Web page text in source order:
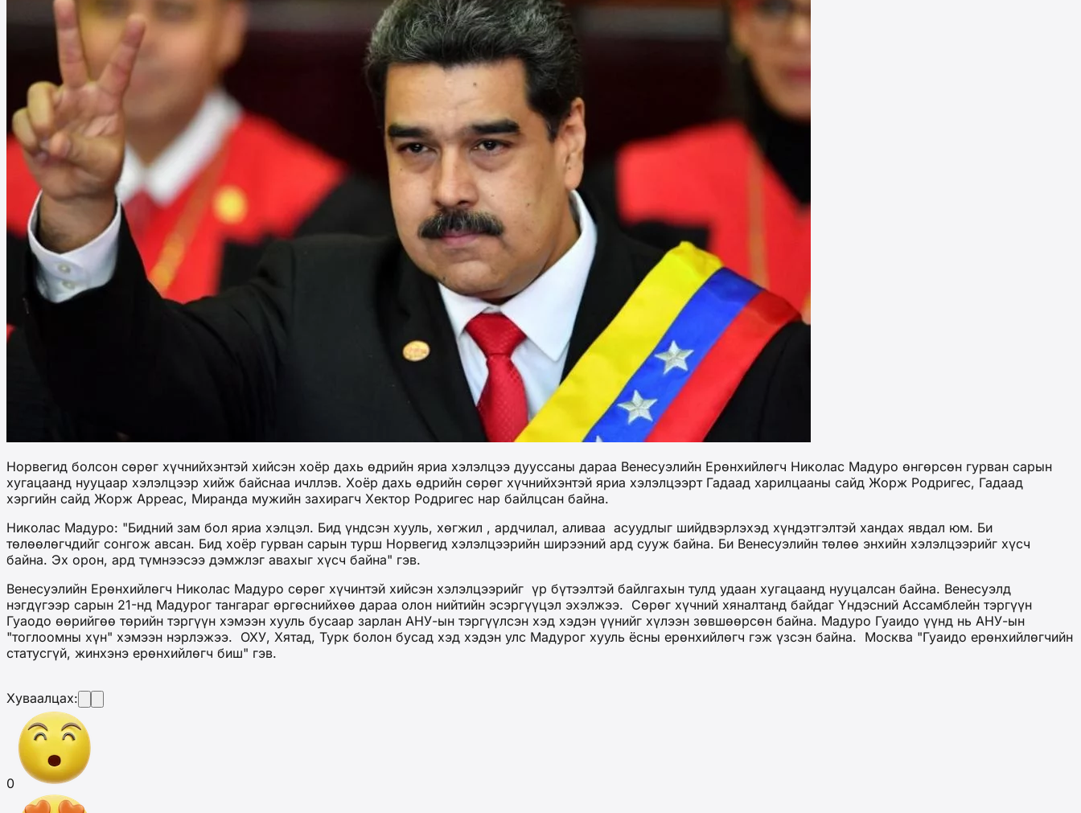
Норвегид болсон сөрөг хүчнийхэнтэй хийсэн хоёр дахь өдрийн яриа хэлэлцээ дууссаны дараа Венесуэлийн Ерөнхийлөгч Николас Мадуро өнгөрсөн гурван сарын
хугацаанд нууцаар хэлэлцээр хийж байснаа ичллэв. Хоёр дахь өдрийн сөрөг хүчнийхэнтэй яриа хэлэлцээрт Гадаад харилцааны сайд Жорж Родригес, Гадаад
хэргийн сайд Жорж Арреас, Миранда мужийн захирагч Хектор Родригес нар байлцсан байна.
Николас Мадуро: "Бидний зам бол яриа хэлцэл. Бид үндсэн хууль, хөгжил , ардчилал, аливаа асуудлыг шийдвэрлэхэд хүндэтгэлтэй хандах явдал юм. Би
төлөөлөгчдийг сонгож авсан. Бид хоёр гурван сарын турш Норвегид хэлэлцээрийн ширээний ард сууж байна. Би Венесуэлийн төлөө энхийн хэлэлцээрийг хүсч
байна. Эх орон, ард түмнээсээ дэмжлэг авахыг хүсч байна" гэв.
Венесуэлийн Ерөнхийлөгч Николас Мадуро сөрөг хүчинтэй хийсэн хэлэлцээрийг үр бүтээлтэй байлгахын тулд удаан хугацаанд нууцалсан байна. Венесуэлд
нэгдүгээр сарын 21-нд Мадурог тангараг өргөснийхөө дараа олон нийтийн эсэргүүцэл эхэлжээ. Сөрөг хүчний хяналтанд байдаг Үндэсний Ассамблейн тэргүүн
Гуаодо өөрийгөө төрийн тэргүүн хэмээн хууль бусаар зарлан АНУ-ын тэргүүлсэн хэд хэдэн үүнийг хүлээн зөвшөөрсөн байна. Мадуро Гуаидо үүнд нь АНУ-ын
"тоглоомны хүн" хэмээн нэрлэжээ. ОХУ, Хятад, Турк болон бусад хэд хэдэн улс Мадурог хууль ёсны ерөнхийлөгч гэж үзсэн байна. Москва "Гуаидо ерөнхийлөгчийн
статусгүй, жинхэнэ ерөнхийлөгч биш" гэв.
Хуваалцах:
0